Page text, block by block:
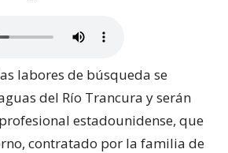
labores de búsqueda se
del Río Trancura y serán
estadounidense, que
contratado por la familia de